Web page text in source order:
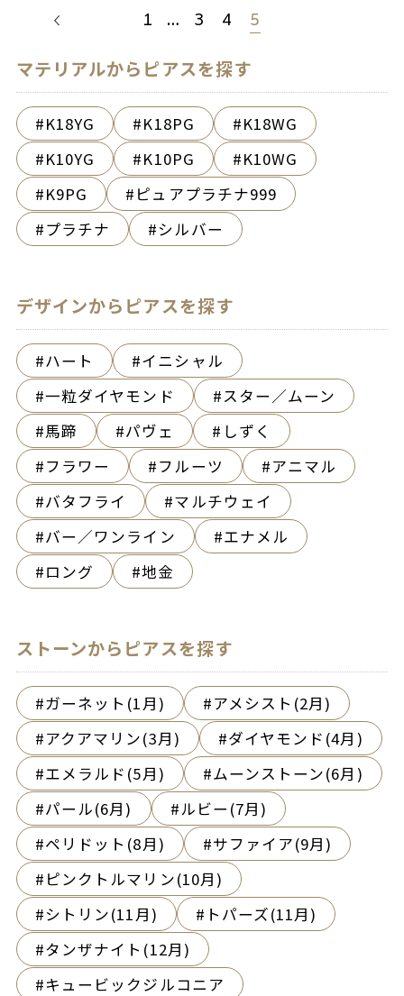
1 … 3 4 5
マテリアルからピアスを探す
K18YG K18PG
K18WG
K10YG
K10PG
K10WG
K9PG
ピュアプラチナ999
プラチナ
シルバー
デザインからピアスを探す
ハート
イニシャル
一粒ダイヤモンド
スター／ムーン
馬蹄
パヴェ
しずく
フラワー
フルーツ
アニマル
バタフライ
マルチウェイ
バー／ワンライン
エナメル
ロング
地金
ストーンからピアスを探す
ガーネット(1月)
アメシスト(2月)
アクアマリン(3月)
ダイヤモンド(4月)
エメラルド(5月)
ムーンストーン(6月)
パール(6月)
ルビー(7月)
ペリドット(8月)
サファイア(9月)
ピンクトルマリン(10月)
シトリン(11月)
トパーズ(11月)
タンザナイト(12月)
キュービックジルコニア